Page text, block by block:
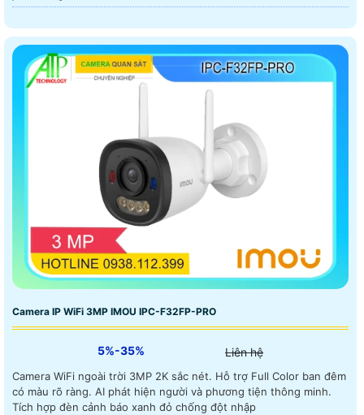
Camera IP WiFi 3MP IMOU IPC-F32FP-PRO
5%-35% Liên hệ
Camera WiFi ngoài trời 3MP 2K sắc nét. Hỗ trợ Full Color ban đêm
có màu rõ ràng. AI phát hiện người và phương tiện thông minh.
Tích hợp đèn cảnh báo xanh đỏ chống đột nhập